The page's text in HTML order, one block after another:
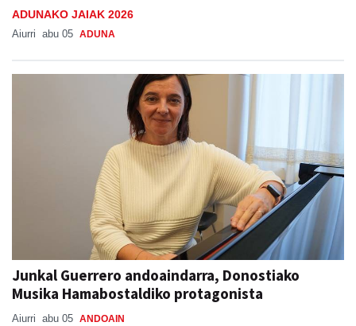
ADUNAKO JAIAK 2026
Aiurri abu 05 ADUNA
Junkal Guerrero andoaindarra, Donostiako
Musika Hamabostaldiko protagonista
Aiurri abu 05 ANDOAIN